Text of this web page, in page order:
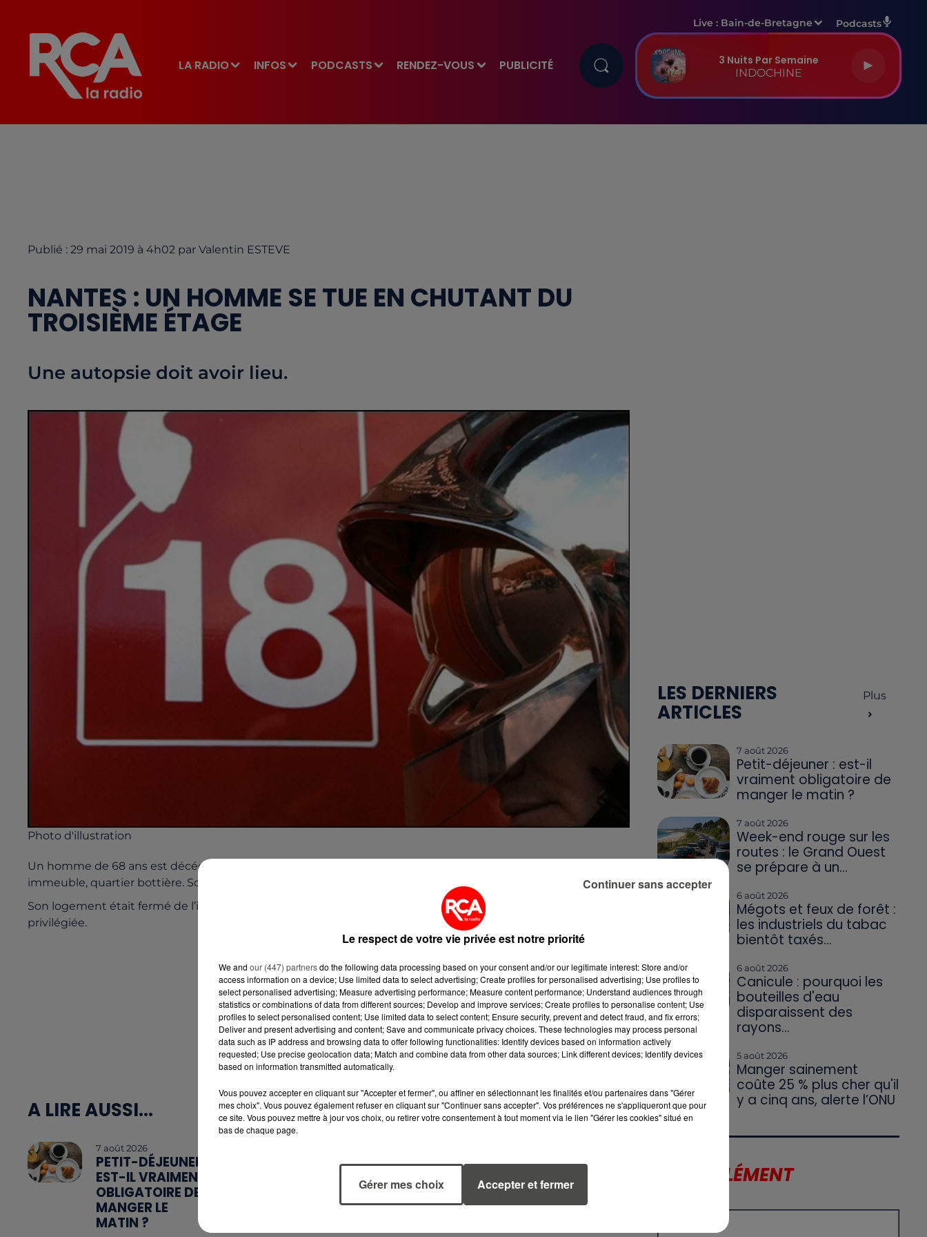
LA RADIO INFOS PODCASTS RENDEZ-VOUS PUBLICITÉ
Live : Bain-de-Bretagne Podcasts
3 Nuits Par Semaine
INDOCHINE
Publié : 29 mai 2019 à 4h02 par Valentin ESTEVE
NANTES : UN HOMME SE TUE EN CHUTANT DU
TROISIÈME ÉTAGE
Une autopsie doit avoir lieu.
Photo d'illustration
Un homme de 68 ans est décédé mardi 28 mai en début de journée après être tombé du 3ème étage d’un
immeuble, quartier bottière. Son corps a été retrouvé au pied du bâtiment vers 6h30.
Son logement était fermé de l’intérieur. Une autopsie a été demandée. Pour l'heure, aucune piste n’est
privilégiée.
A LIRE AUSSI...
7 août 2026
PETIT-DÉJEUNER :
EST-IL VRAIMENT
OBLIGATOIRE DE
MANGER LE
MATIN ?
WEEK-END
ROUGE SUR LES
ROUTES : LE
GRAND OUEST SE
MÉGOTS ET FEUX
DE FORÊT : LES
INDUSTRIELS DU
TABAC BIENTÔT
LES DERNIERS
ARTICLES
Plus
7 août 2026
Petit-déjeuner : est-il
vraiment obligatoire de
manger le matin ?
7 août 2026
Week-end rouge sur les
routes : le Grand Ouest
se prépare à un...
6 août 2026
Mégots et feux de forêt :
les industriels du tabac
bientôt taxés...
6 août 2026
Canicule : pourquoi les
bouteilles d'eau
disparaissent des
rayons...
5 août 2026
Manger sainement
coûte 25 % plus cher qu'il
y a cinq ans, alerte l’ONU
LE SUPPLÉMENT
Le respect de votre vie privée est notre priorité
We and our (447) partnersdo the following data processing based on your consent and/or our legitimate interest: Store and/or
access information on a device; Use limited data to select advertising; Create profiles for personalised advertising; Use profiles to
select personalised advertising; Measure advertising performance; Measure content performance; Understand audiences through
statistics or combinations of data from different sources; Develop and improve services; Create profiles to personalise content; Use
profiles to select personalised content; Use limited data to select content; Ensure security, prevent and detect fraud, and fix errors;
Deliver and present advertising and content; Save and communicate privacy choices. These technologies may process personal
data such as IP address and browsing data to offer following functionalities: Identify devices based on information actively
requested; Use precise geolocation data; Match and combine data from other data sources; Link different devices; Identify devices
based on information transmitted automatically.
Vous pouvez accepter en cliquant sur "Accepter et fermer", ou affiner en sélectionnant les finalités et/ou partenaires dans "Gérer
mes choix". Vous pouvez également refuser en cliquant sur "Continuer sans accepter". Vos préférences ne s'appliqueront que pour
ce site. Vous pouvez mettre à jour vos choix, ou retirer votre consentement à tout moment via le lien "Gérer les cookies" situé en
bas de chaque page.
Gérer mes choix Accepter et fermer
Continuer sans accepter